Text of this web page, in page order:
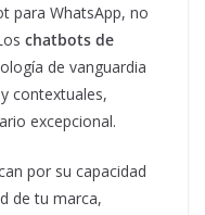
para WhatsApp, no
chatbots de
de vanguardia
contextuales,
excepcional.
por su capacidad
de tu marca,